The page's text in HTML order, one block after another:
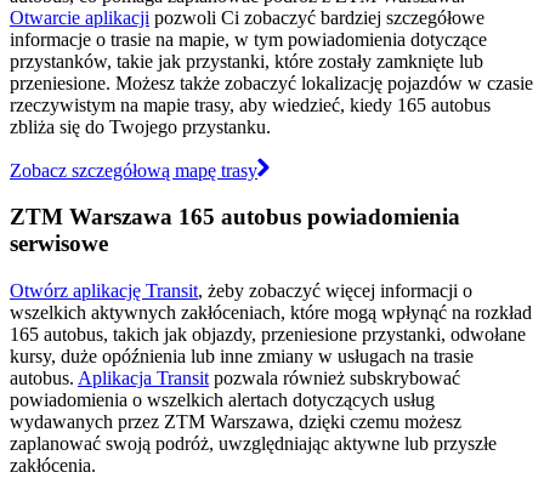
Otwarcie aplikacji pozwoli Ci zobaczyć bardziej szczegółowe
informacje o trasie na mapie, w tym powiadomienia dotyczące
przystanków, takie jak przystanki, które zostały zamknięte lub
przeniesione. Możesz także zobaczyć lokalizację pojazdów w czasie
rzeczywistym na mapie trasy, aby wiedzieć, kiedy 165 autobus
zbliża się do Twojego przystanku.
Zobacz szczegółową mapę trasy
ZTM Warszawa 165 autobus powiadomienia
serwisowe
Otwórz aplikację Transit, żeby zobaczyć więcej informacji o
wszelkich aktywnych zakłóceniach, które mogą wpłynąć na rozkład
165 autobus, takich jak objazdy, przeniesione przystanki, odwołane
kursy, duże opóźnienia lub inne zmiany w usługach na trasie
autobus. Aplikacja Transit pozwala również subskrybować
powiadomienia o wszelkich alertach dotyczących usług
wydawanych przez ZTM Warszawa, dzięki czemu możesz
zaplanować swoją podróż, uwzględniając aktywne lub przyszłe
zakłócenia.